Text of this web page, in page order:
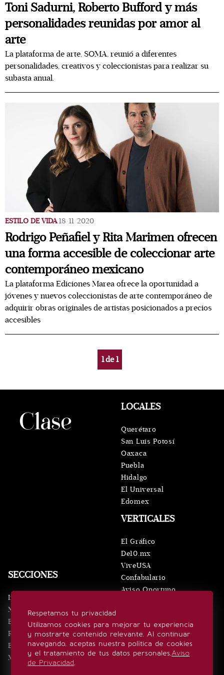
Toni Sadurni, Roberto Bufford y más
personalidades reunidas por amor al
arte
La plataforma de arte, SOMA, reunió a diferentes
personalidades, creativos y coleccionistas para realizar su
subasta anual.
ESTILO DE VIDA 18/11/2020
Rodrigo Peñafiel y Rita Marimen ofrecen
una forma accesible de coleccionar arte
contemporáneo mexicano
La plataforma Ediciones Marea ofrece la oportunidad a
jóvenes y nuevos coleccionistas de arte contemporáneo de
adquirir obras originales de artistas posicionados a precios
accesibles
1de1
Respetamos tu privacidad
Utilizamos cookies para mejorar tu experiencia
y mostrarte contenido relevante. Al continuar
navegando, aceptas nuestra política de cookies
y el tratamiento de tus datos personales.Aviso
de Privacidad.
SECCIONES
Inicio
Noticias
Eventos
Realeza
Estilo de vida
Minuto x Minuto
VERTICALES
El Gráfico
De10.mx
ViveUSA
Confabulario
Aviso Oportuno
LOCALES
Querétaro
San Luis Potosí
Oaxaca
Puebla
Hidalgo
El Universal
Edomex
SÍGUENOS